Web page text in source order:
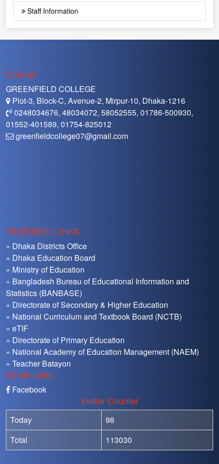
Staff Information
Contact
GREENFIELD COLLEGE
Plot-3, Block-C, Avenue-2, Mirpur-10, Dhaka-1216
0248034676, 48034072, 58052555, 01786-500930,
01552-401589, 01754-825012
greenfieldcollege07@gmail.com
FEATURED LINKS
» Dhaka Districts Office
» Dhaka Education Board
» Ministry of Education
» Bangladesh Bureau of Educational Information and
Statistics (BANBASE)
» Directorate of Secondary & Higher Education
» National Curriculum and Textbook Board (NCTB)
» eTIF
» Directorate of Primary Education
» National Academy of Education Management (NAEM)
» Teacher Batayon
Social Links
Facebook
Visitor Counter
Today
98
Total
113030